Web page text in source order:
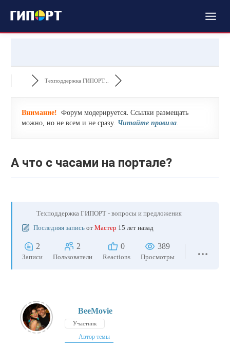
Техподдержка ГИПОРТ...
Внимание! Форум модерируется. Ссылки размещать
можно, но не всем и не сразу. Читайте правила.
А что с часами на портале?
Техподдержка ГИПОРТ - вопросы и предложения
Последняя запись от Мастер 15 лет назад
2
Записи
2
Пользователи
0
Reactions
389
Просмотры
BeeMovie
Участник
Автор темы